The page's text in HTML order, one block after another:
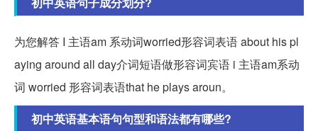
为您解答 I 主语am 系动词worried形容词表语 about his pl
aying around all day介词短语做形容词宾语 i 主语am系动
词 worried 形容词表语that he plays aroun。
初中英语基本语句句型和语法都有哪些?